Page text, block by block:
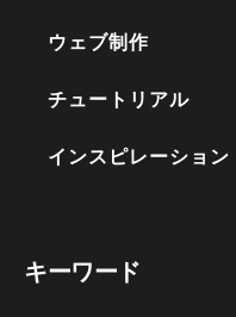
ウェブ制作
チュートリアル
インスピレーション
キーワード